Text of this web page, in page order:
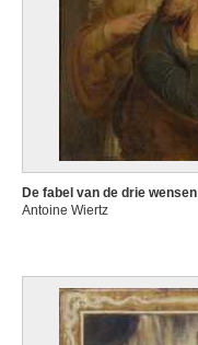
De fabel van de drie wensen
Antoine Wiertz